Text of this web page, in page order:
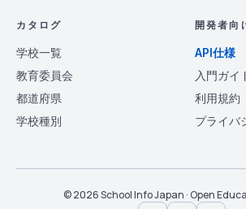
カタログ
学校一覧
教育委員会
都道府県
学校種別
開発者向
API仕様
入門ガイ
利用規約
プライバ
© 2026 School Info Japan · Open